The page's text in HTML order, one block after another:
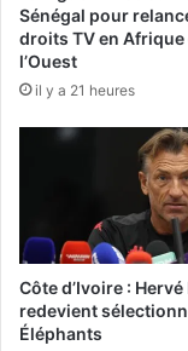
Sénégal pour
droits TV en Afrique
l’Ouest
il y a 21 heures
Côte d’Ivoire : Hervé
redevient
Éléphants